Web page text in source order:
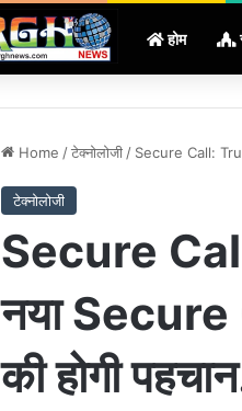
होम
Home /टेक्नोलोजी / Secure Call:
टेक्नोलोजी
Secure
नया Secure
की होगी